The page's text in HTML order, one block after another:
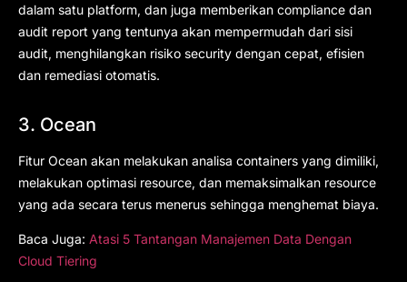
dalam satu platform, dan juga memberikan compliance dan
audit report yang tentunya akan mempermudah dari sisi
audit, menghilangkan risiko security dengan cepat, efisien
dan remediasi otomatis.
3. Ocean
Fitur Ocean akan melakukan analisa containers yang dimiliki,
melakukan optimasi resource, dan memaksimalkan resource
yang ada secara terus menerus sehingga menghemat biaya.
Baca Juga: Atasi 5 Tantangan Manajemen Data Dengan
Cloud Tiering